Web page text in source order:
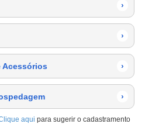
›
›
Acessórios ›
›
aqui para sugerir o cadastramento